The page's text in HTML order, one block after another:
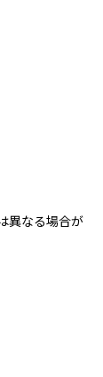
異なる場合が